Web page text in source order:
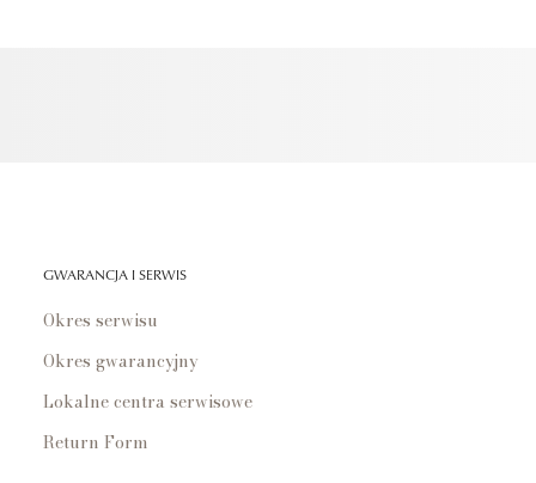
GWARANCJA I SERWIS
Okres serwisu
Okres gwarancyjny
Lokalne centra serwisowe
Return Form